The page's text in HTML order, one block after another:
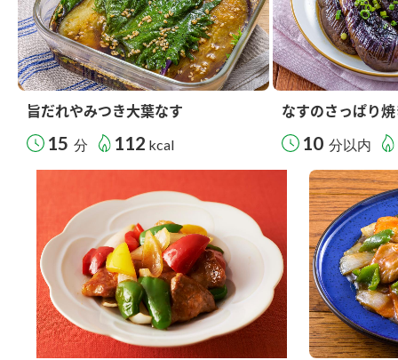
旨だれやみつき大葉なす
15 分 112 kcal
なすのさっぱり
10 分以内